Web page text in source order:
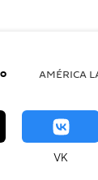
AMÉRICA
VK